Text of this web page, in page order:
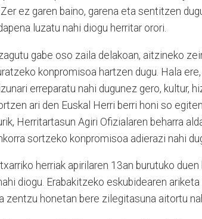
ez garen baino, garena eta sentitzen
luzatu nahi diogu herritar orori.
gabe oso zaila delakoan, aitzineko
konpromisoa hartzen dugu. Hala
erreparatu nahi dugunez gero, kultur,
ari den Euskal Herri berri honi so
Herritartasun Agiri Ofizialaren beharra
sortzeko konpromisoa adierazi nahi
herriak apirilaren 13an burutuko
diogu. Erabakitzeko eskubidearen
honetan bere zilegitasuna aitortu